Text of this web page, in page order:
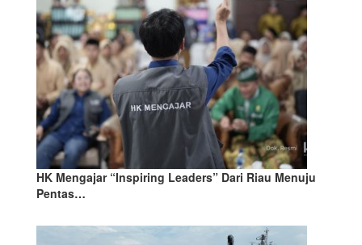
HK Mengajar “Inspiring Leaders” Dari Riau Menuju
Pentas…